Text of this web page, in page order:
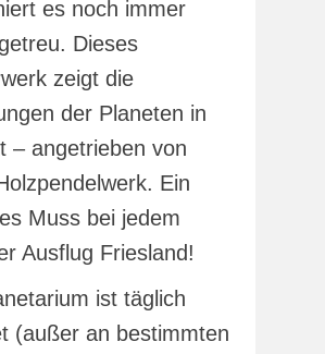
es noch immer
Dieses
zeigt die
der Planeten in
– angetrieben von
Ein
Muss bei jedem
Ausflug Friesland!
ist täglich
(außer an bestimmten